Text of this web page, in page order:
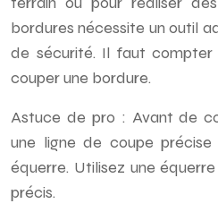
bordures nécessite un outil
de sécurité. Il faut compter
couper une bordure.
Astuce de pro : Avant de
une ligne de coupe
équerre. Utilisez une
précis.